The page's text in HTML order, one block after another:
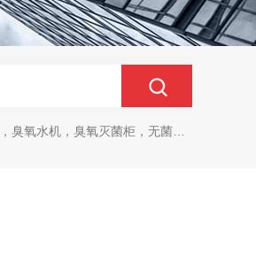
水机，臭氧灭菌柜，无菌传递仓